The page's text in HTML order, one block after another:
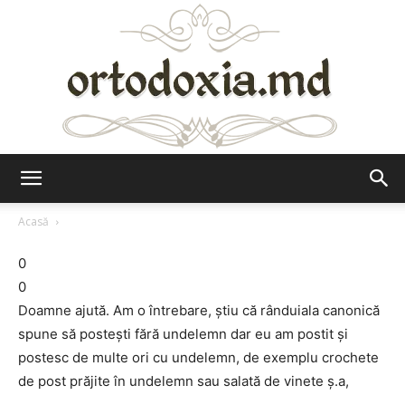
Acasă
0
0
Doamne ajută. Am o întrebare, ştiu că rânduiala canonică
spune să posteşti fără undelemn dar eu am postit şi
postesc de multe ori cu undelemn, de exemplu crochete
de post prăjite în undelemn sau salată de vinete ş.a,